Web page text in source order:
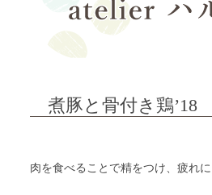
煮豚と骨付き鶏’18
肉を食べることで精をつけ、疲れ